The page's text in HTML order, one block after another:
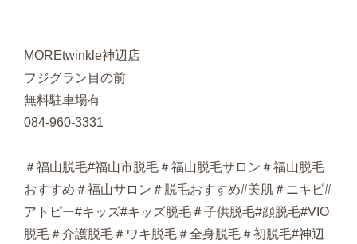
MOREtwinkle神辺店
フジグラン目の前
無料駐車場有
084-960-3331
＃福山脱毛#福山市脱毛＃福山脱毛サロン＃福山脱毛
おすすめ＃福山サロン＃脱毛おすすめ#美肌＃ニキビ#
アトピー#キッズ#キッズ脱毛＃子供脱毛#顔脱毛#VIO
脱毛＃介護脱毛＃ワキ脱毛＃全身脱毛＃初脱毛#神辺